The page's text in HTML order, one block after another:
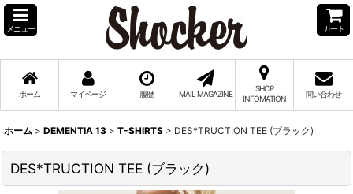
メニュー カート
ホーム マイページ 履歴 MAIL MAGAZINE
SHOP
INFOMATION
問い合わせ
ホーム > DEMENTIA 13 > T-SHIRTS > DES*TRUCTION TEE (ブラック)
DES*TRUCTION TEE (ブラック)